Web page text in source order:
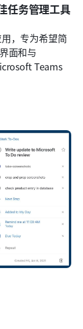
任务管理工具
，专为希望简
面和与
Teams